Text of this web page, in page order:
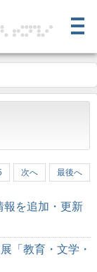
次へ 最後へ
報を追加・更新
「教育・文学・